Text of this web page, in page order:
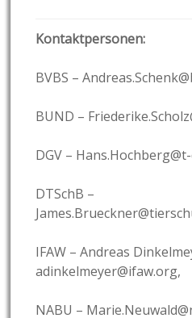
Kontaktpersonen:
BVBS –
BUND –
DGV –
DTSchB –
IFAW – Andreas
adinkelmeyer@ifaw.org,
NABU –